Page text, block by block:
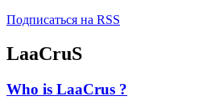
Подписаться на RSS
LaaCruS
Who is LaaCrus ?